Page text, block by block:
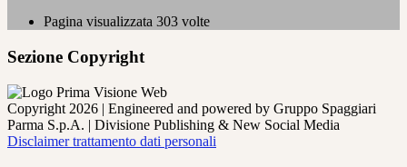
Pagina visualizzata 303 volte
Sezione Copyright
Copyright 2026 | Engineered and powered by Gruppo Spaggiari
Parma S.p.A. | Divisione Publishing & New Social Media
Disclaimer trattamento dati personali